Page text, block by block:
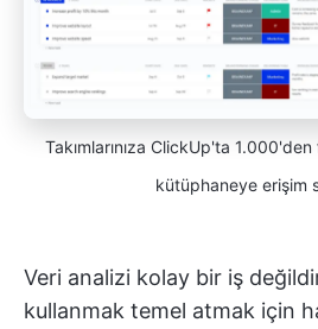
Takımlarınıza ClickUp'ta
kütüphaneye erişim
Veri analizi kolay bir iş
kullanmak temel atmak için